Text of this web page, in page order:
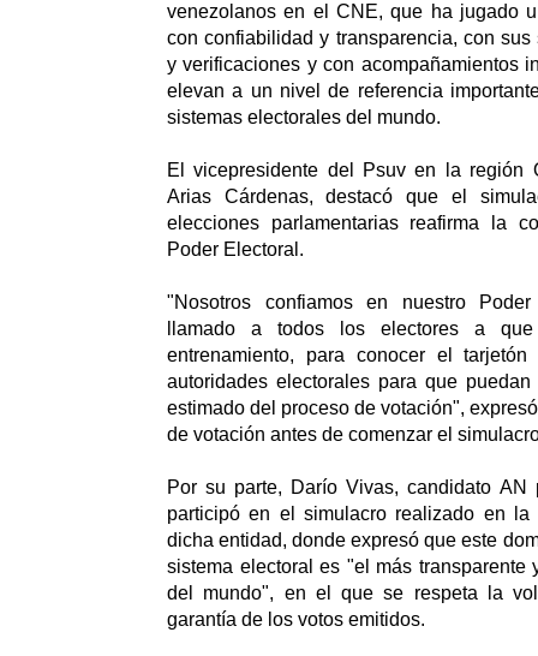
venezolanos en el CNE, que ha jugado
con confiabilidad y transparencia, con
y verificaciones y con acompañamientos
elevan a un nivel de referencia
sistemas electorales del mundo.
El vicepresidente del Psuv en la región
Arias Cárdenas, destacó que el
elecciones parlamentarias reafirma la
Poder Electoral.
"Nosotros confiamos en nuestro
llamado a todos los electores a
entrenamiento, para conocer el
autoridades electorales para que
estimado del proceso de votación",
de votación antes de comenzar el
Por su parte, Darío Vivas, candidato AN
participó en el simulacro realizado en la
dicha entidad, donde expresó que este
sistema electoral es "el más transparente
del mundo", en el que se respeta la
garantía de los votos emitidos.